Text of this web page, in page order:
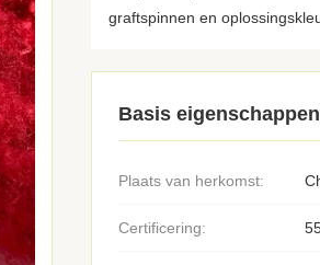
graftspinnen en
Basis eigenschappen
Plaats van herkomst:
Certificering: